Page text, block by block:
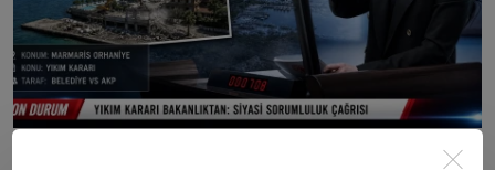
Marmaris’te Kaçak Yapı Yıkım Tartışması: İktidar Ve ...